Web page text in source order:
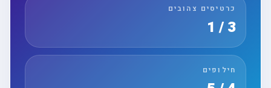
כרטיסים צהובים
3 / 1
חילופים